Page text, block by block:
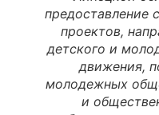
предоставление
проектов,
детского и
движения,
молодежных
и